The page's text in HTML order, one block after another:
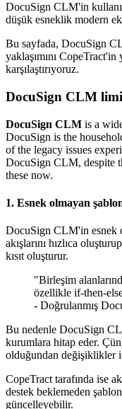
DocuSign CLM'in
düşük esneklik modern
Bu sayfada, DocuSign
yaklaşımını
karşılaştırıyoruz.
DocuSign CLM
DocuSign CLM is a
DocuSign is the
of the legacy issues
DocuSign CLM, despite
these now.
1. Esnek olmayan
DocuSign CLM'in esnek
akışlarını hızlıca
kısıt oluşturur.
"Birleşim
özellikle if-then-
- Doğrulanmış
Bu nedenle DocuSign
kurumlara hitap eder.
olduğundan değişiklikler
CopeTract tarafında ise
destek beklemeden
güncelleyebilir.